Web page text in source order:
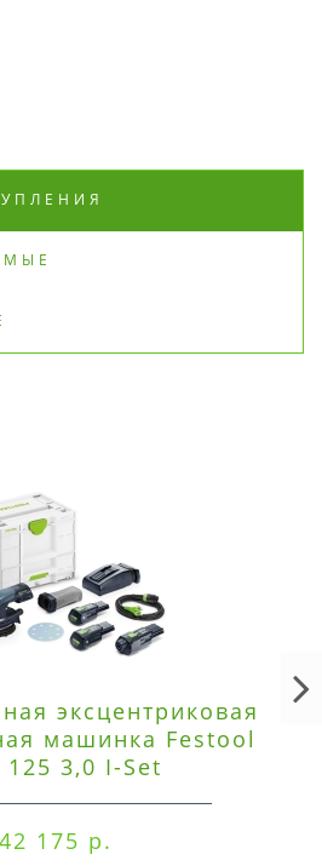
эксцентриковая
машинка Festool
125 3,0 I-Set
175 р.